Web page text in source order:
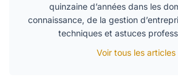
quinzaine d’années dans les
connaissance, de la gestion
techniques et astuces
Voir tous les articles